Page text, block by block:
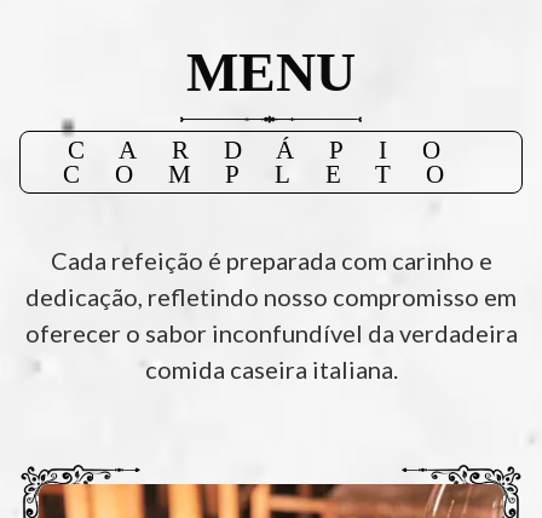
MENU
CARDÁPIO
COMPLETO
Cada refeição é preparada com carinho e
dedicação, refletindo nosso compromisso em
oferecer o sabor inconfundível da verdadeira
comida caseira italiana.